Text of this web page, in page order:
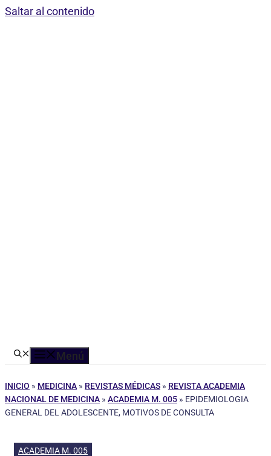
Saltar al contenido
Menú
INICIO » MEDICINA » REVISTAS MÉDICAS » REVISTA ACADEMIA
NACIONAL DE MEDICINA » ACADEMIA M. 005 » EPIDEMIOLOGIA
GENERAL DEL ADOLESCENTE, MOTIVOS DE CONSULTA
ACADEMIA M. 005